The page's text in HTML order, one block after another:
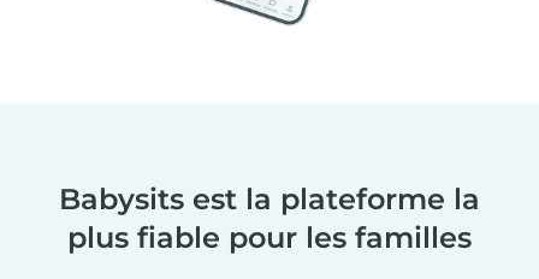
Babysits est la plateforme la
plus fiable pour les familles